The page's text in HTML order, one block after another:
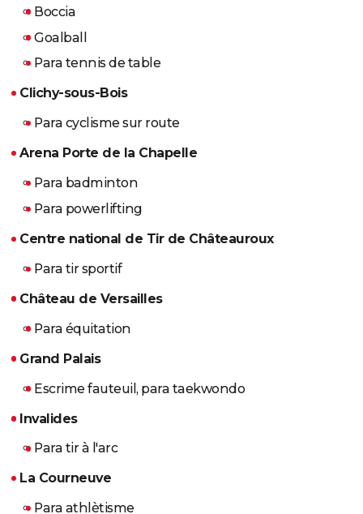
Boccia
Goalball
Para tennis de table
Clichy-sous-Bois
Para cyclisme sur route
Arena Porte de la Chapelle
Para badminton
Para powerlifting
Centre national de Tir de Châteauroux
Para tir sportif
Château de Versailles
​​​​​​​Para équitation
Grand Palais
​​​​​​​Escrime fauteuil, para taekwondo
Invalides
​​​​​​​Para tir à l'arc
La Courneuve
​​​​​​​Para athlètisme